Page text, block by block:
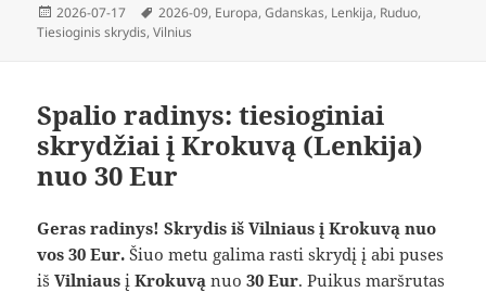
Paskelbta
2026-07-17 Žymos
2026-09, Europa,Gdanskas, Lenkija, Ruduo,
Tiesioginis skrydis,Vilnius
Spalio radinys: tiesioginiai
skrydžiai į Krokuvą (Lenkija)
nuo 30 Eur
Geras radinys! Skrydis iš Vilniaus į Krokuvą nuo
vos 30 Eur. Šiuo metu galima rasti skrydį į abi puses
išVilniaus įKrokuvą nuo30 Eur. Puikus maršrutas